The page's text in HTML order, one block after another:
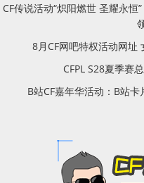
CF传说活动“炽阳燃世 圣耀永
8月CF网吧特权活动网址
CFPL S28夏季赛
B站CF嘉年华活动：B站